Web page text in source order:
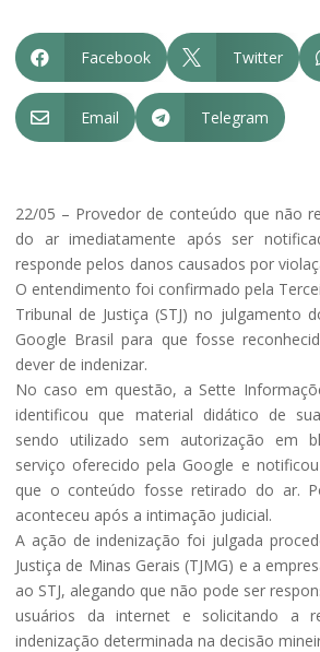
 Facebook  Twitter
 Email  Telegram
22/05 – Provedor de conteúdo que não
do ar imediatamente após ser
responde pelos danos causados por
O entendimento foi confirmado pela
Tribunal de Justiça (STJ) no julgamento
Google Brasil para que fosse
dever de indenizar.
No caso em questão, a Sette
identificou que material didático de
sendo utilizado sem autorização em
serviço oferecido pela Google e
que o conteúdo fosse retirado do ar.
aconteceu após a intimação judicial.
A ação de indenização foi julgada
Justiça de Minas Gerais (TJMG) e a
ao STJ, alegando que não pode ser
usuários da internet e solicitando a
indenização determinada na decisão